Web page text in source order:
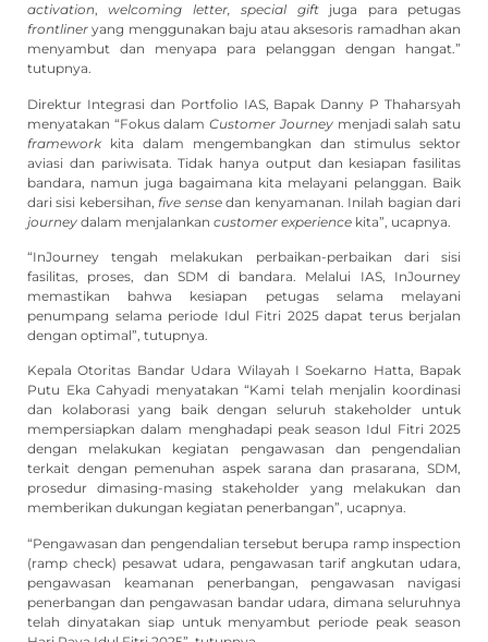
activation,welcoming letter, special giftjuga para petugas
frontliner yang menggunakan baju atau aksesoris ramadhan akan
menyambut dan menyapa para pelanggan dengan hangat.”
tutupnya.
Direktur Integrasi dan Portfolio IAS, Bapak Danny P Thaharsyah
menyatakan “Fokus dalamCustomer Journeymenjadi salah satu
framework kita dalam mengembangkan dan stimulus sektor
aviasi dan pariwisata. Tidak hanya output dan kesiapan fasilitas
bandara, namun juga bagaimana kita melayani pelanggan. Baik
dari sisi kebersihan, five sensedan kenyamanan. Inilah bagian dari
journey dalam menjalankan customer experience kita”, ucapnya.
“InJourney tengah melakukan perbaikan-perbaikan dari sisi
fasilitas, proses, dan SDM di bandara. Melalui IAS, InJourney
memastikan bahwa kesiapan petugas selama melayani
penumpang selama periode Idul Fitri 2025 dapat terus berjalan
dengan optimal”, tutupnya.
Kepala Otoritas Bandar Udara Wilayah I Soekarno Hatta, Bapak
Putu Eka Cahyadi menyatakan “Kami telah menjalin koordinasi
dan kolaborasi yang baik dengan seluruh stakeholder untuk
mempersiapkan dalam menghadapi peak season Idul Fitri 2025
dengan melakukan kegiatan pengawasan dan pengendalian
terkait dengan pemenuhan aspek sarana dan prasarana, SDM,
prosedur dimasing-masing stakeholder yang melakukan dan
memberikan dukungan kegiatan penerbangan”, ucapnya.
“Pengawasan dan pengendalian tersebut berupa ramp inspection
(ramp check) pesawat udara, pengawasan tarif angkutan udara,
pengawasan keamanan penerbangan, pengawasan navigasi
penerbangan dan pengawasan bandar udara, dimana seluruhnya
telah dinyatakan siap untuk menyambut periode peak season